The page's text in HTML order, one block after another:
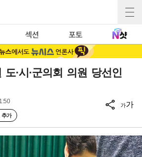
섹션 포토
도·시·군의회 의원 당선인
추가
가가